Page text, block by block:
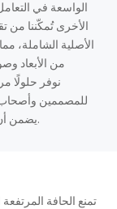
الواسعة في
الأخرى تُمكّننا من
الأصلية الشاملة،
من الأبعاد
للمصممين وأصحاب
يضمن أن تتجاوز كل قطعة توقعاتك من حيث الجمال والمتانة.
تمنع الحافة المرتفعة